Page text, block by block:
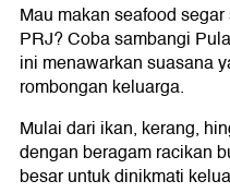
Mau makan seafood
PRJ? Coba sambangi
ini menawarkan suasana
rombongan keluarga.
Mulai dari ikan, kerang,
dengan beragam racikan
besar untuk dinikmati